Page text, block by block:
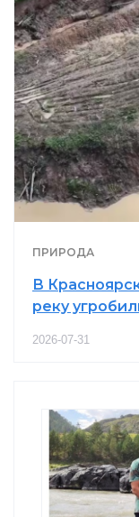
ПРИРОДА
В
реку
2026-07-31